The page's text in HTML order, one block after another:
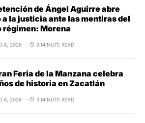
de Ángel Aguirre abre
a la justicia ante las mentiras del
régimen: Morena
6, 2026 2 MINUTE READ
Feria de la Manzana celebra
de historia en Zacatlán
6, 2026 3 MINUTE READ